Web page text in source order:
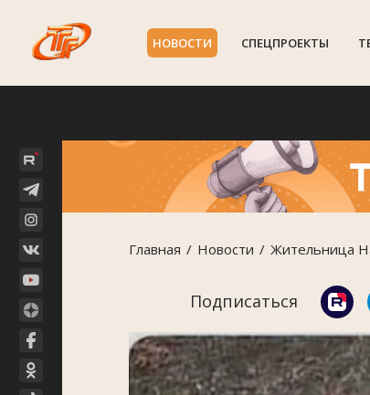
НОВОСТИ СПЕЦПРОЕКТЫ
Главная Новости Жительница
Подписаться